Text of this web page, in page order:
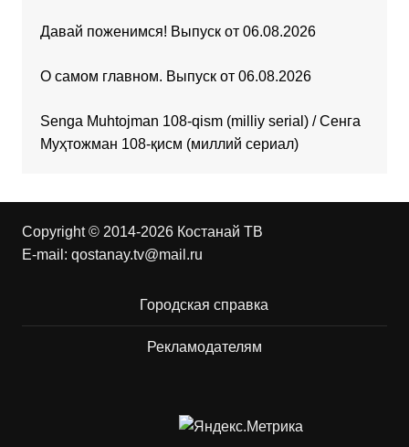
Давай поженимся! Выпуск от 06.08.2026
О самом главном. Выпуск от 06.08.2026
Senga Muhtojman 108-qism (milliy serial) / Сенга
Муҳтожман 108-қисм (миллий сериал)
Copyright © 2014-2026 Костанай ТВ
E-mail: qostanay.tv@mail.ru
Городская справка
Рекламодателям